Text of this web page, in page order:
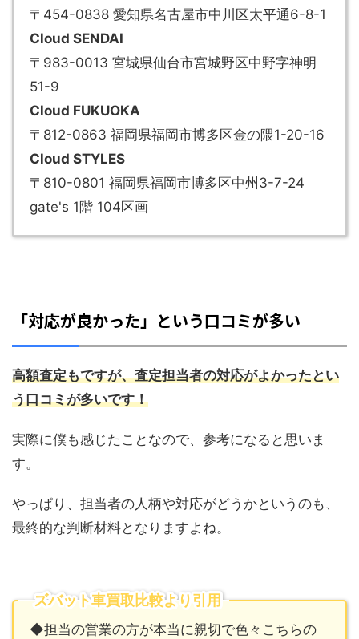
〒454-0838 愛知県名古屋市中川区太平通6-8-1
Cloud SENDAI
〒983-0013 宮城県仙台市宮城野区中野字神明
51-9
Cloud FUKUOKA
〒812-0863 福岡県福岡市博多区金の隈1-20-16
Cloud STYLES
〒810-0801 福岡県福岡市博多区中州3-7-24
gate's 1階 104区画
「対応が良かった」という口コミが多い
高額査定もですが、査定担当者の対応がよかったとい
う口コミが多いです！
実際に僕も感じたことなので、参考になると思いま
す。
やっぱり、担当者の人柄や対応がどうかというのも、
最終的な判断材料となりますよね。
ズバット車買取比較より引用
◆担当の営業の方が本当に親切で色々こちらの